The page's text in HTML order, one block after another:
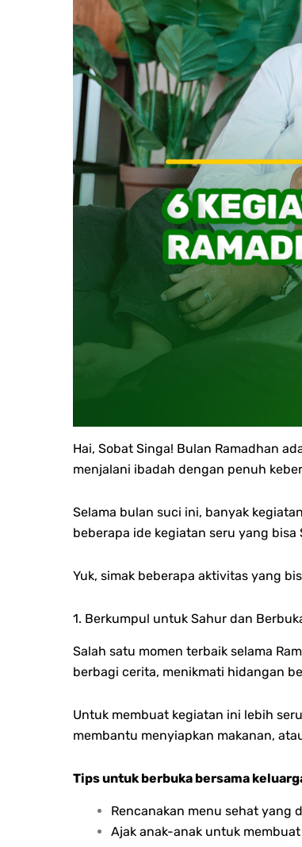
Hai, Sobat Singa! Bulan Ramadhan
menjalani ibadah dengan penuh
Selama bulan suci ini, banyak
beberapa ide kegiatan seru yang
Yuk, simak beberapa aktivitas yang
1. Berkumpul untuk Sahur dan
Salah satu momen terbaik selama
berbagi cerita, menikmati hidangan
Untuk membuat kegiatan ini lebih
membantu menyiapkan makanan,
Tips untuk berbuka bersama
Rencanakan menu sehat yang
Ajak anak-anak untuk